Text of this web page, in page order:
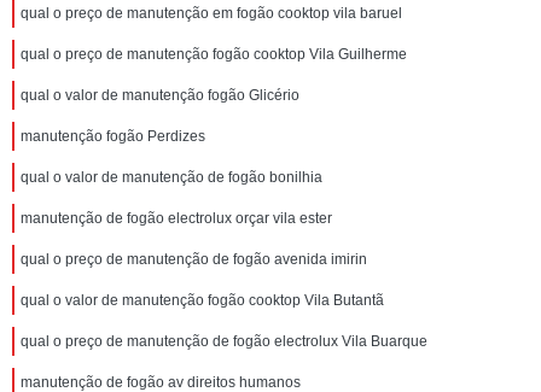
qual o preço de manutenção em fogão cooktop vila baruel
qual o preço de manutenção fogão cooktop Vila Guilherme
qual o valor de manutenção fogão Glicério
manutenção fogão Perdizes
qual o valor de manutenção de fogão bonilhia
manutenção de fogão electrolux orçar vila ester
qual o preço de manutenção de fogão avenida imirin
qual o valor de manutenção fogão cooktop Vila Butantã
qual o preço de manutenção de fogão electrolux Vila Buarque
manutenção de fogão av direitos humanos